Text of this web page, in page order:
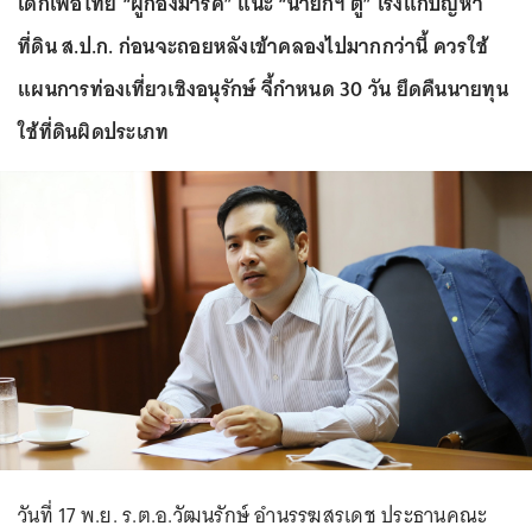
ที่ดิน ส.ป.ก. ก่อนจะถอยหลังเข้าคลองไปมากกว่านี้ ควรใช้
แผนการท่องเที่ยวเชิงอนุรักษ์ จี้กำหนด 30 วัน ยึดคืนนายทุน
ใช้ที่ดินผิดประเภท
วันที่ 17 พ.ย. ร.ต.อ.วัฒนรักษ์ อำนรรฆสรเดช ประธานคณะ